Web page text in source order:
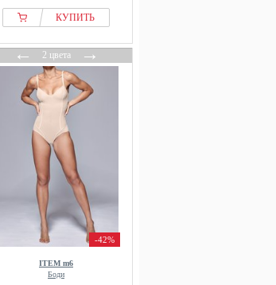
КУПИТЬ
←2 цвета→
-42%
ITEM m6
Боди